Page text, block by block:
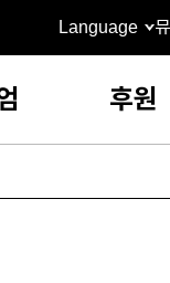
Language
후원